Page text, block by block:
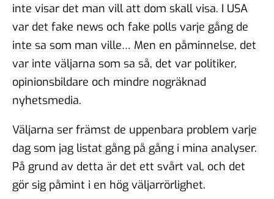
inte visar det man vill att dom skall visa. I USA
var det fake news och fake polls varje gång de
inte sa som man ville… Men en påminnelse, det
var inte väljarna som sa så, det var politiker,
opinionsbildare och mindre nogräknad
nyhetsmedia.
Väljarna ser främst de uppenbara problem varje
dag som jag listat gång på gång i mina analyser.
På grund av detta är det ett svårt val, och det
gör sig påmint i en hög väljarrörlighet.